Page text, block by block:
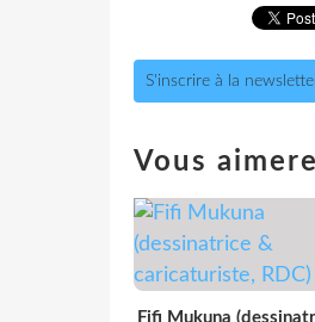
S'inscrire à la
Vous
Fifi Mukuna